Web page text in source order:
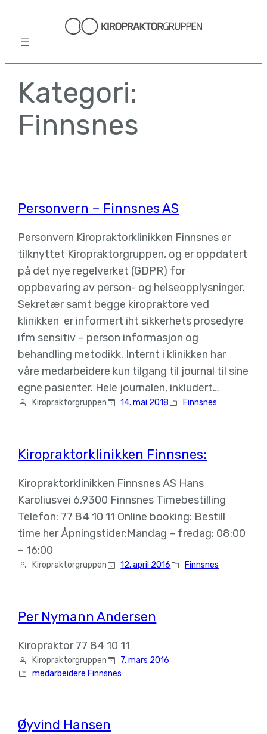
innhold
Kategori:
Finnsnes
Personvern – Finnsnes AS
Personvern Kiropraktorklinikken Finnsnes er
tilknyttet Kiropraktorgruppen, og er oppdatert
på det nye regelverket (GDPR) for
oppbevaring av person- og helseopplysninger.
Sekretær samt begge kiropraktore ved
klinikken er informert iht sikkerhets prosedyre
ifm sensitiv – person informasjon og
behandling metodikk. Internt i klinikken har
våre medarbeidere kun tilgang til journal til sine
egne pasienter. Hele journalen, inkludert…
Kiropraktorgruppen 14. mai 2018 Finnsnes
Kiropraktorklinikken Finnsnes:
Kiropraktorklinikken Finnsnes AS Hans
Karoliusvei 6,9300 Finnsnes Timebestilling
Telefon: 77 84 10 11 Online booking: Bestill
time her Åpningstider:Mandag – fredag: 08:00
– 16:00
Kiropraktorgruppen 12. april 2016 Finnsnes
Per Nymann Andersen
Kiropraktor 77 84 10 11
Kiropraktorgruppen
7. mars 2016
medarbeidere Finnsnes
Øyvind Hansen